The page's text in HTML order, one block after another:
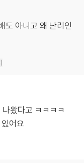
도 아니고 왜 난리인
왔다고 ㅋㅋㅋㅋ
어요